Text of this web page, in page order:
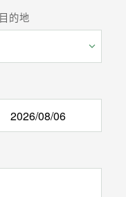
目的地